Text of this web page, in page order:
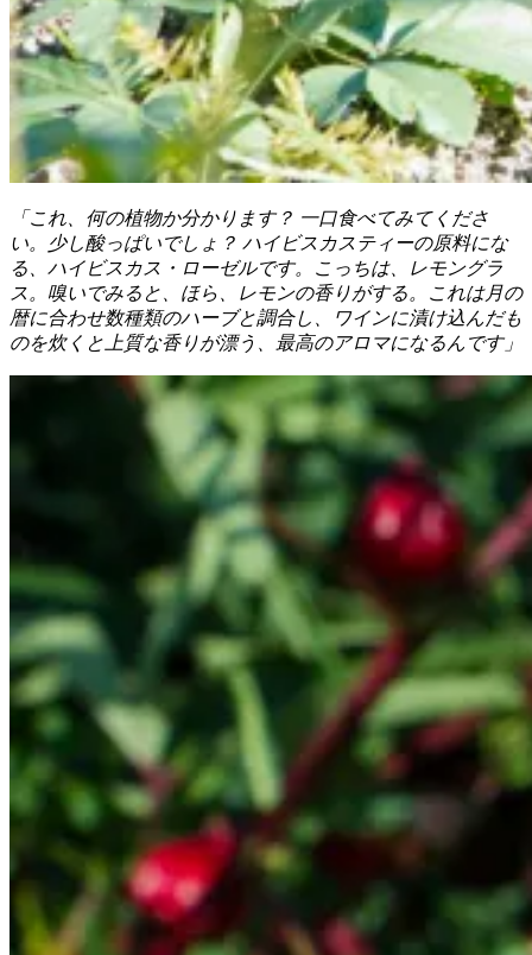
「これ、何の植物か分かります？ 一口食べてみてくださ
い。少し酸っぱいでしょ？ ハイビスカスティーの原料にな
る、ハイビスカス・ローゼルです。こっちは、レモングラ
ス。嗅いでみると、ほら、レモンの香りがする。これは月の
暦に合わせ数種類のハーブと調合し、ワインに漬け込んだも
のを炊くと上質な香りが漂う、最高のアロマになるんです」